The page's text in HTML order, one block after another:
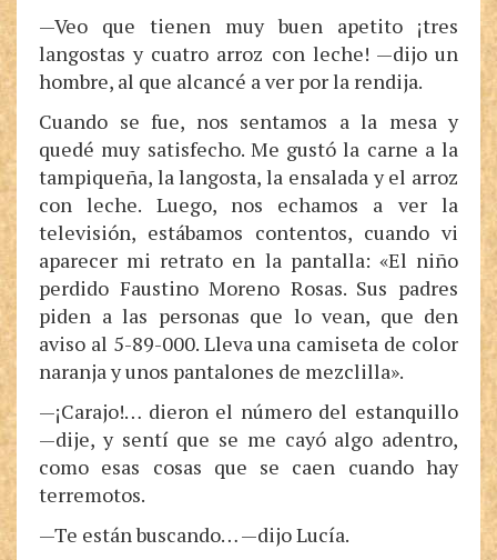
—Veo que tienen muy buen apetito ¡tres
langostas y cuatro arroz con leche! —dijo un
hombre, al que alcancé a ver por la rendija.
Cuando se fue, nos sentamos a la mesa y
quedé muy satisfecho. Me gustó la carne a la
tampiqueña, la langosta, la ensalada y el arroz
con leche. Luego, nos echamos a ver la
televisión, estábamos contentos, cuando vi
aparecer mi retrato en la pantalla: «El niño
perdido Faustino Moreno Rosas. Sus padres
piden a las personas que lo vean, que den
aviso al 5-89-000. Lleva una camiseta de color
naranja y unos pantalones de mezclilla».
—¡Carajo!… dieron el número del estanquillo
—dije, y sentí que se me cayó algo adentro,
como esas cosas que se caen cuando hay
terremotos.
—Te están buscando… —dijo Lucía.